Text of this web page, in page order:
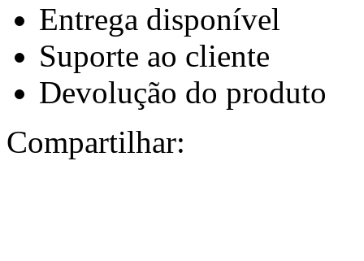
Entrega disponível
Suporte ao cliente
Devolução do produto
Compartilhar: